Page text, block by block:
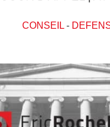
CONSEIL-